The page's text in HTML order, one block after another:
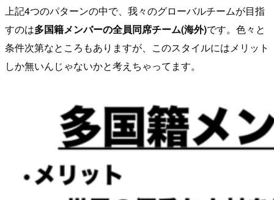
上記4つのパターンの中で、我々のグローバルチームが目指
すのは多国籍メンバーの全員同席チーム(海外)です。色々と
条件次第なところもありますが、このスタイルにはメリット
しか無いんじゃないかと考えちゃってます。